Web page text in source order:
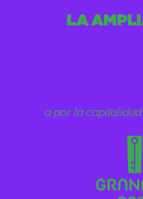
a por la capitalidad